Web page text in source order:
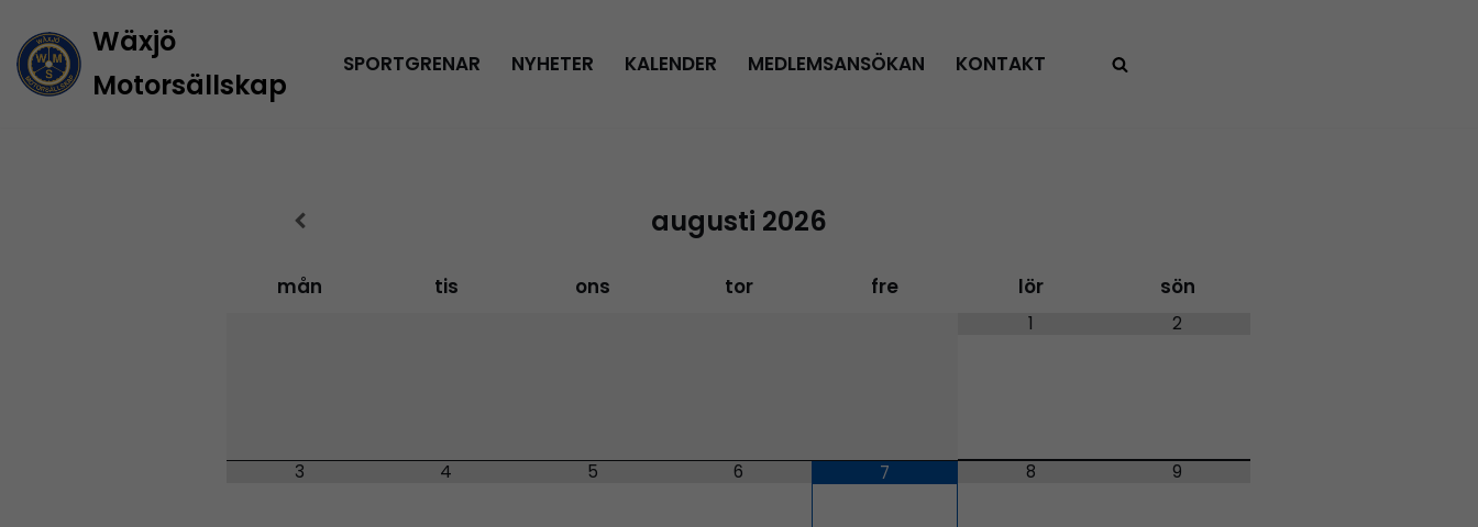
Hoppa
till
Wäxjö
Motorsällskap
SPORTGRENAR NYHETER KALENDER MEDLEMSANSÖKAN KONTAKT
augusti 2026
mån tis ons tor fre lör sön
1 2
3 4 5 6 7 8 9